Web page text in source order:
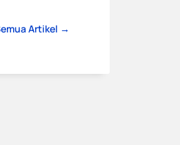
Artikel →